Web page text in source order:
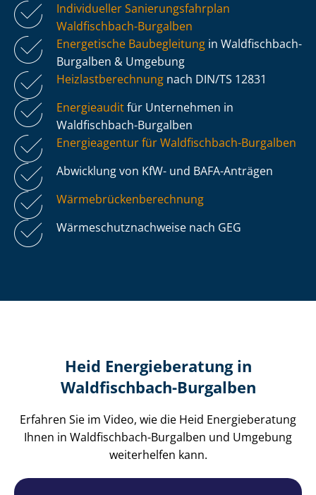
Individueller Sa­nie­rungs­fahr­plan
Waldfischbach-Burgalben
Energetische Baubegleitung in Waldfischbach-
Burgalben & Umgebung
Heiz­last­be­rech­nung nach DIN/TS 12831
Energieauditfür Unternehmen in
Waldfischbach-Burgalben
Energieagentur für Waldfischbach-Burgalben
Abwicklung von KfW- und BAFA-Anträgen
Wär­me­brü­cken­be­rech­nung
Wär­me­schutz­nach­wei­se nach GEG
Heid Energieberatung in
Waldfischbach-Burgalben
Erfahren Sie im Video, wie die Heid Energieberatung
Ihnen in Waldfischbach-Burgalben und Umgebung
weiterhelfen kann.